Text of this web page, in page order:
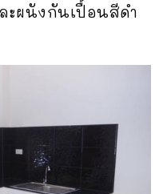
ะผนังกันเปื้อนสีดำ